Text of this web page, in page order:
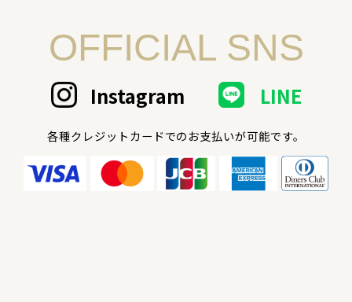
OFFICIAL SNS
Instagram LINE
各種クレジットカードでのお支払いが可能です。